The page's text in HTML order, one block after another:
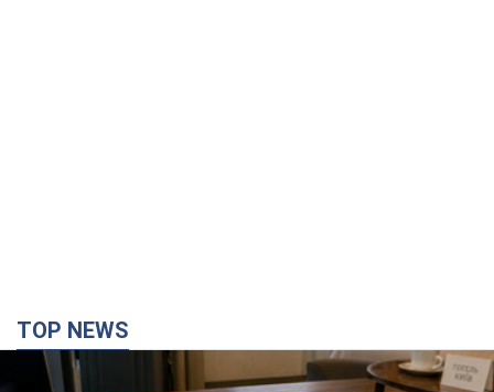
TOP NEWS